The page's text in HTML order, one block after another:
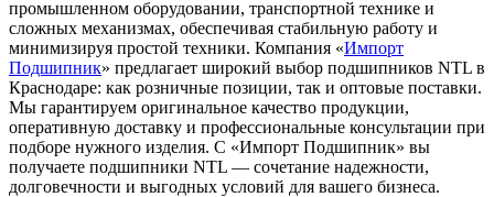
промышленном оборудовании, транспортной технике и
сложных механизмах, обеспечивая стабильную работу и
минимизируя простой техники. Компания «Импорт
Подшипник» предлагает широкий выбор подшипников NTL в
Краснодаре: как розничные позиции, так и оптовые поставки.
Мы гарантируем оригинальное качество продукции,
оперативную доставку и профессиональные консультации при
подборе нужного изделия. С «Импорт Подшипник» вы
получаете подшипники NTL — сочетание надежности,
долговечности и выгодных условий для вашего бизнеса.